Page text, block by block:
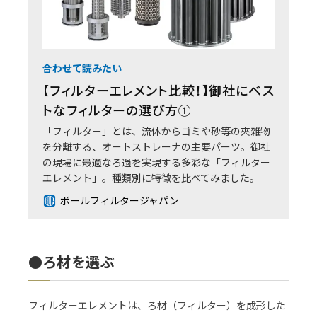
合わせて読みたい
【フィルターエレメント比較！】御社にベス
トなフィルターの選び方①
「フィルター」とは、流体からゴミや砂等の夾雑物
を分離する、オートストレーナの主要パーツ。御社
の現場に最適なろ過を実現する多彩な「フィルター
エレメント」。種類別に特徴を比べてみました。
ボールフィルタージャパン
●ろ材を選ぶ
フィルターエレメントは、ろ材（フィルター）を成形した